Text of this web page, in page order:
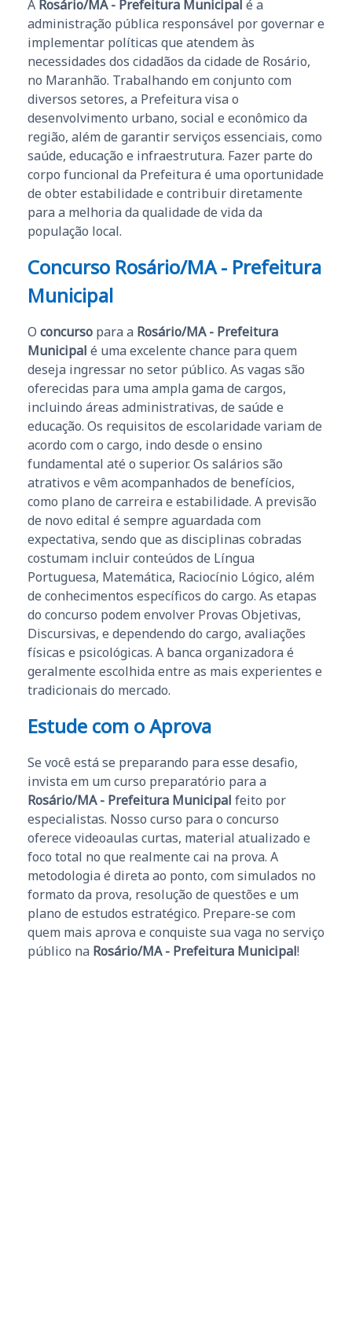
A Rosário/MA - Prefeitura Municipal é a
administração pública responsável por governar e
implementar políticas que atendem às
necessidades dos cidadãos da cidade de Rosário,
no Maranhão. Trabalhando em conjunto com
diversos setores, a Prefeitura visa o
desenvolvimento urbano, social e econômico da
região, além de garantir serviços essenciais, como
saúde, educação e infraestrutura. Fazer parte do
corpo funcional da Prefeitura é uma oportunidade
de obter estabilidade e contribuir diretamente
para a melhoria da qualidade de vida da
população local.
Concurso Rosário/MA - Prefeitura
Municipal
O concurso para a Rosário/MA - Prefeitura
Municipal é uma excelente chance para quem
deseja ingressar no setor público. As vagas são
oferecidas para uma ampla gama de cargos,
incluindo áreas administrativas, de saúde e
educação. Os requisitos de escolaridade variam de
acordo com o cargo, indo desde o ensino
fundamental até o superior. Os salários são
atrativos e vêm acompanhados de benefícios,
como plano de carreira e estabilidade. A previsão
de novo edital é sempre aguardada com
expectativa, sendo que as disciplinas cobradas
costumam incluir conteúdos de Língua
Portuguesa, Matemática, Raciocínio Lógico, além
de conhecimentos específicos do cargo. As etapas
do concurso podem envolver Provas Objetivas,
Discursivas, e dependendo do cargo, avaliações
físicas e psicológicas. A banca organizadora é
geralmente escolhida entre as mais experientes e
tradicionais do mercado.
Estude com o Aprova
Se você está se preparando para esse desafio,
invista em um curso preparatório para a
Rosário/MA - Prefeitura Municipal feito por
especialistas. Nosso curso para o concurso
oferece videoaulas curtas, material atualizado e
foco total no que realmente cai na prova. A
metodologia é direta ao ponto, com simulados no
formato da prova, resolução de questões e um
plano de estudos estratégico. Prepare-se com
quem mais aprova e conquiste sua vaga no serviço
público na Rosário/MA - Prefeitura Municipal!